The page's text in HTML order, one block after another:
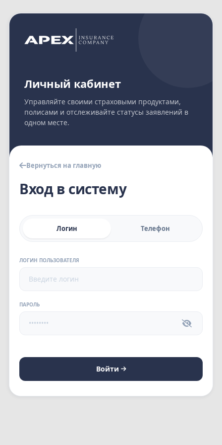
Личный кабинет
Управляйте своими страховыми продуктами,
полисами и отслеживайте статусы заявлений в
одном месте.
Вернуться на главную
Вход в систему
Логин Телефон
ЛОГИН ПОЛЬЗОВАТЕЛЯ
ПАРОЛЬ
Войти